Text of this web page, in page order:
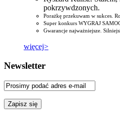
pokrzywdzonych.
Porażkę przekuwam w sukces.
Super konkurs WYGRAJ
Gwarancje najważniejsze.
więcej>
Newsletter